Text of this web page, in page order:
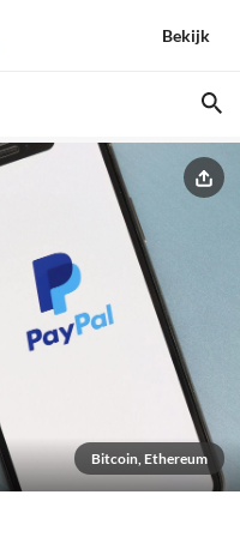
Bekijk
Bitcoin, Ethereum